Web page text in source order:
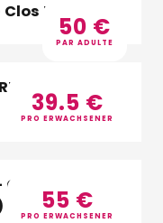
Lucé_D
50 €
PAR ADULTE
39.5 €
PRO ERWACHSENER
Chaumont
– DE
55 €
PRO ERWACHSENER